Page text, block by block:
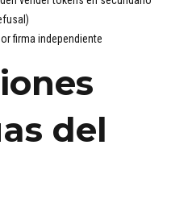
firma independiente
del